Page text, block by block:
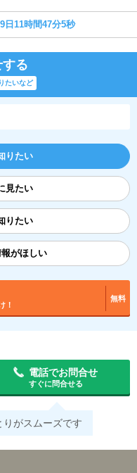
日11時間47分4秒
る
たいなど
りたい
見たい
りたい
がほしい
！
無料
電話でお問合せ
すぐに問合せる
りがスムーズです